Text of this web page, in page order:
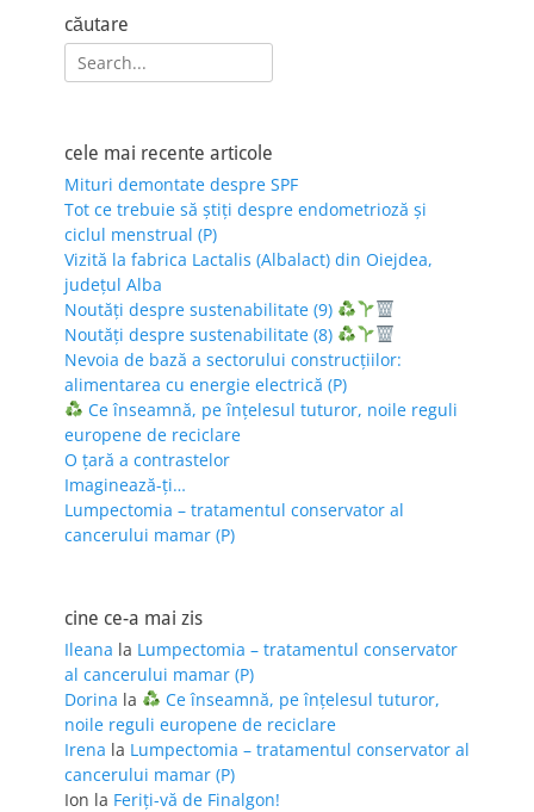
căutare
Search
for:
cele mai recente articole
Mituri demontate despre SPF
Tot ce trebuie să știți despre endometrioză și
ciclul menstrual (P)
Vizită la fabrica Lactalis (Albalact) din Oiejdea,
județul Alba
Noutăți despre sustenabilitate (9)
Noutăți despre sustenabilitate (8)
Nevoia de bază a sectorului construcțiilor:
alimentarea cu energie electrică (P)
Ce înseamnă, pe înțelesul tuturor, noile reguli
europene de reciclare
O țară a contrastelor
Imaginează-ți…
Lumpectomia – tratamentul conservator al
cancerului mamar (P)
cine ce-a mai zis
Ileana la Lumpectomia – tratamentul conservator
al cancerului mamar (P)
Dorina la
Ce înseamnă, pe înțelesul tuturor,
noile reguli europene de reciclare
Irena la Lumpectomia – tratamentul conservator al
cancerului mamar (P)
Ion la Feriţi-vă de Finalgon!